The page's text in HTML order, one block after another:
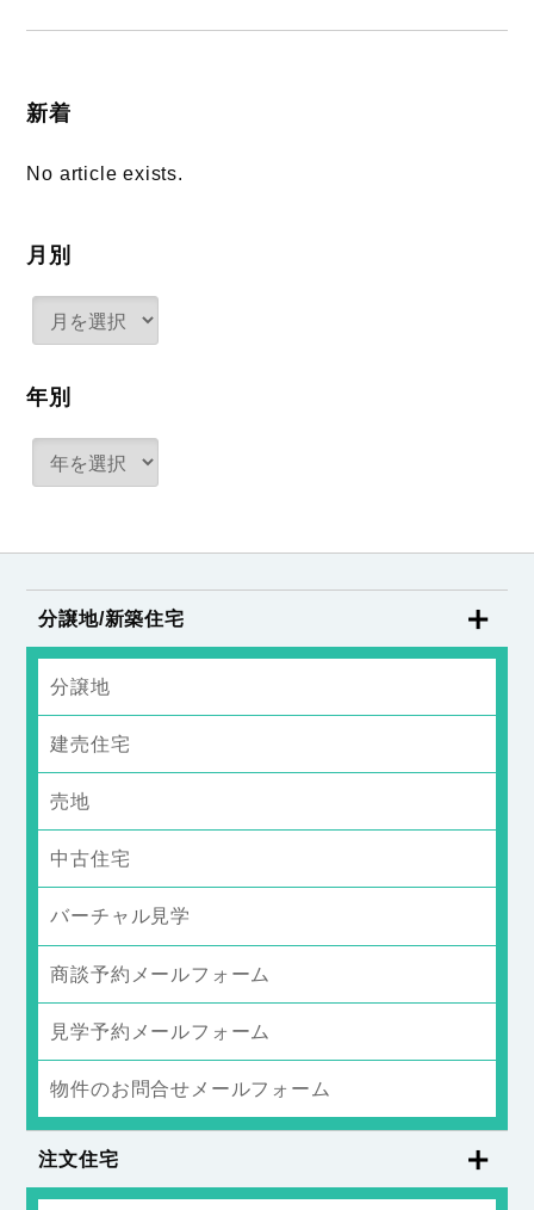
新着
No article exists.
月別
年別
分譲地/新築住宅
分譲地
建売住宅
売地
中古住宅
バーチャル見学
商談予約メールフォーム
見学予約メールフォーム
物件のお問合せメールフォーム
注文住宅